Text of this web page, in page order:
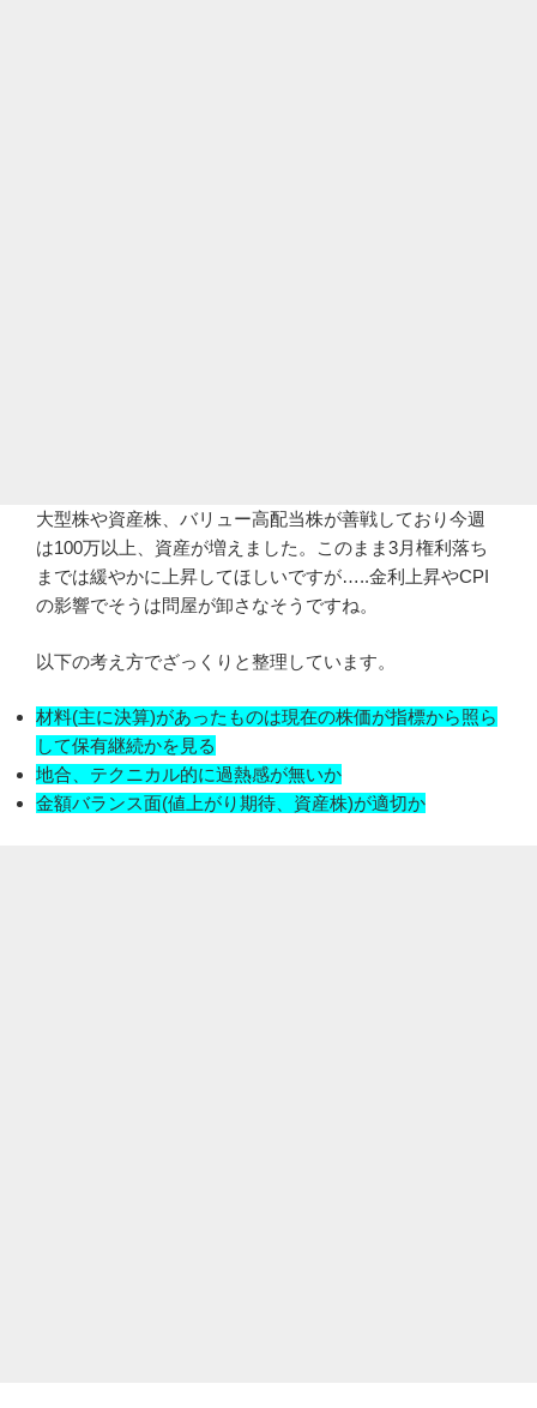
大型株や資産株、バリュー高配当株が善戦しており今週
は100万以上、資産が増えました。このまま3月権利落ち
までは緩やかに上昇してほしいですが…..金利上昇やCPI
の影響でそうは問屋が卸さなそうですね。
以下の考え方でざっくりと整理しています。
材料(主に決算)があったものは現在の株価が指標から照ら
して保有継続かを見る
地合、テクニカル的に過熱感が無いか
金額バランス面(値上がり期待、資産株)が適切か